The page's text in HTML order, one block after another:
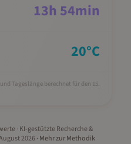
13h 54min
20°C
Tageslänge berechnet für den 15.
· KI-gestützte Recherche &
2026· Mehr zur Methodik